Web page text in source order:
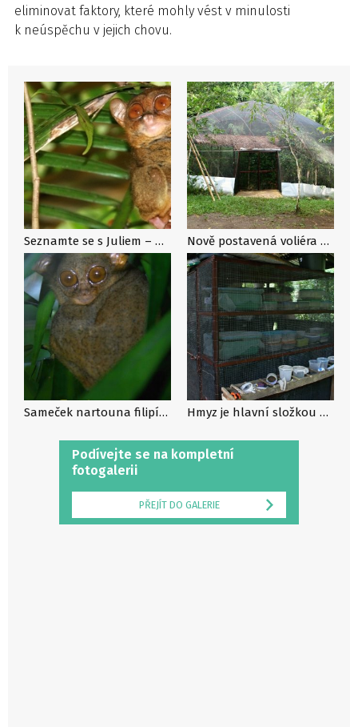
eliminovat faktory, které mohly vést v minulosti
k neúspěchu v jejich chovu.
Podívejte se na kompletní
fotogalerii
PŘEJÍT DO GALERIE
Seznamte se s Juliem – nártounem filipínským Nově postavená voliéra pro nartouny, Bohol
Sameček nartouna filipínského – Julius, Bohol Hmyz je hlavní složkou potravy nartounů, Bohol